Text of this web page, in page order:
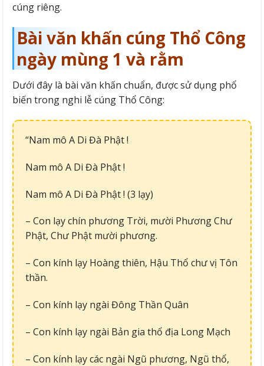
cúng riêng.
Bài văn khấn cúng Thổ Công
ngày mùng 1 và rằm
Dưới đây là bài văn khấn chuẩn, được sử dụng phổ
biến trong nghi lễ cúng Thổ Công:
“Nam mô A Di Đà Phật !
Nam mô A Di Đà Phật !
Nam mô A Di Đà Phật ! (3 lạy)
– Con lạy chín phương Trời, mười Phương Chư
Phật, Chư Phật mười phương.
– Con kính lạy Hoàng thiên, Hậu Thổ chư vị Tôn
thần.
– Con kính lạy ngài Đông Thần Quân
– Con kính lạy ngài Bản gia thổ địa Long Mạch
– Con kính lạy các ngài Ngũ phương, Ngũ thổ,